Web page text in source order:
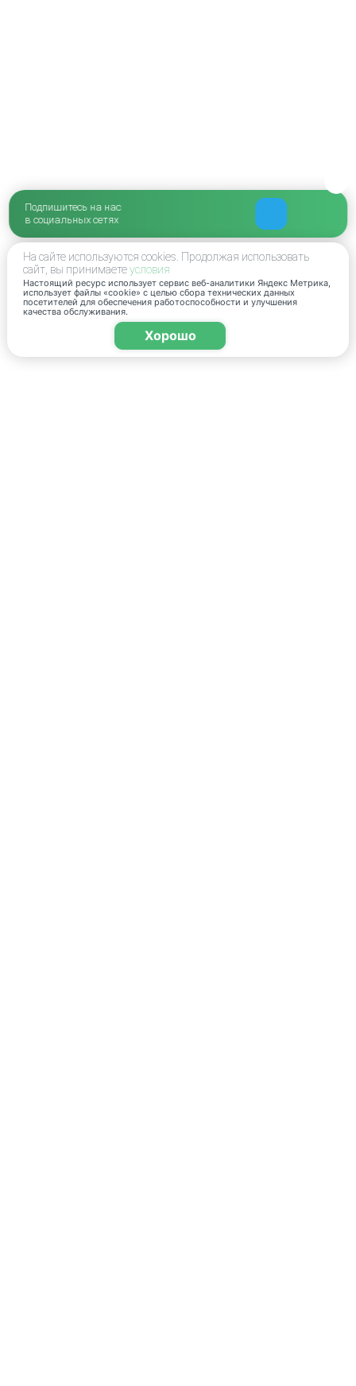
Подпишитесь на нас
в социальных сетях
На сайте используются cookies. Продолжая использовать
сайт, вы принимаетеусловия
Хорошо
Настоящий ресурс использует сервис веб-аналитики Яндекс Метрика,
использует файлы «cookie» с целью сбора технических данных
посетителей для обеспечения работоспособности и улучшения
качества обслуживания.